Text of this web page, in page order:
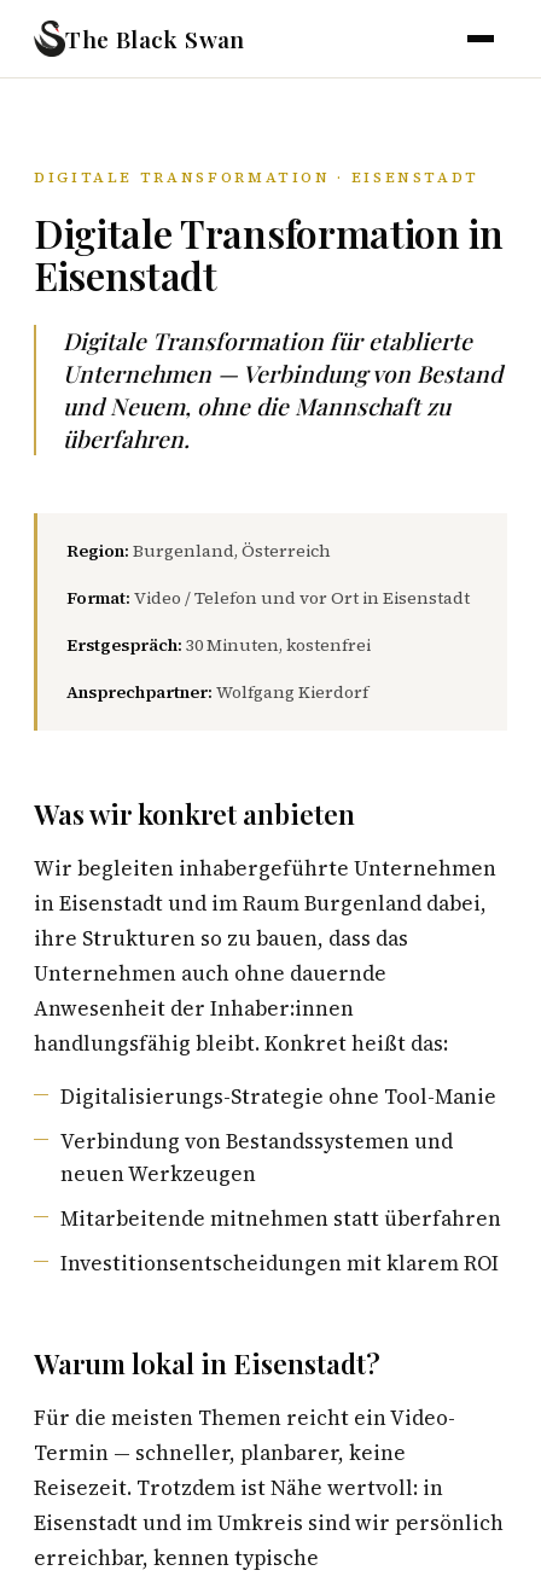
The Black Swan
DIGITALE TRANSFORMATION · EISENSTADT
Digitale Transformation in
Eisenstadt
Digitale Transformation für etablierte
Unternehmen — Verbindung von Bestand
und Neuem, ohne die Mannschaft zu
überfahren.
Region: Burgenland, Österreich
Format: Video / Telefon und vor Ort in Eisenstadt
Erstgespräch: 30 Minuten, kostenfrei
Ansprechpartner: Wolfgang Kierdorf
Was wir konkret anbieten
Wir begleiten inhabergeführte Unternehmen
in Eisenstadt und im Raum Burgenland dabei,
ihre Strukturen so zu bauen, dass das
Unternehmen auch ohne dauernde
Anwesenheit der Inhaber:innen
handlungsfähig bleibt. Konkret heißt das:
Digitalisierungs-Strategie ohne Tool-Manie
Verbindung von Bestandssystemen und
neuen Werkzeugen
Mitarbeitende mitnehmen statt überfahren
Investitionsentscheidungen mit klarem ROI
Warum lokal in Eisenstadt?
Für die meisten Themen reicht ein Video-
Termin — schneller, planbarer, keine
Reisezeit. Trotzdem ist Nähe wertvoll: in
Eisenstadt und im Umkreis sind wir persönlich
erreichbar, kennen typische